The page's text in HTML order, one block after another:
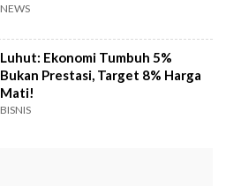
NEWS
Luhut: Ekonomi Tumbuh 5%
Bukan Prestasi, Target 8% Harga
Mati!
BISNIS